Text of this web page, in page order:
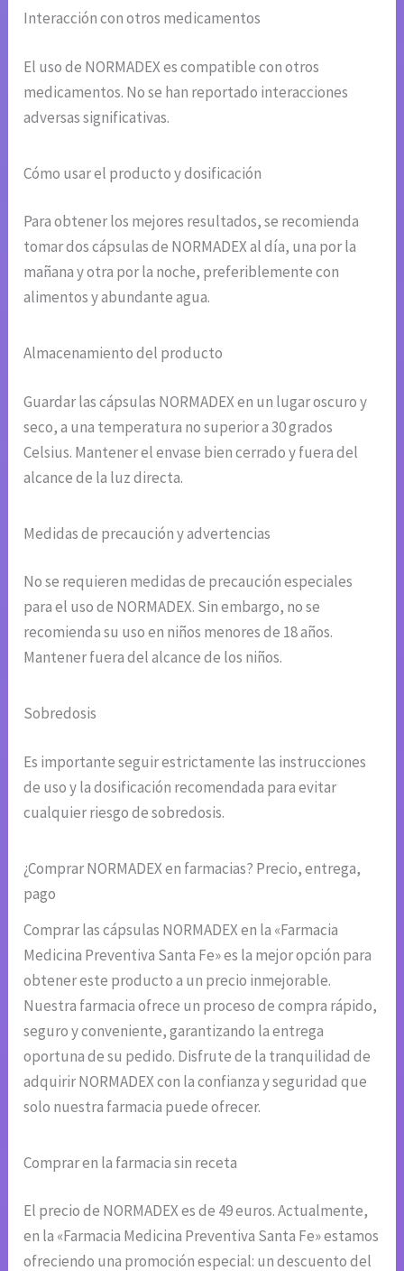
Interacción con otros medicamentos
El uso de NORMADEX es compatible con otros
medicamentos. No se han reportado interacciones
adversas significativas.
Cómo usar el producto y dosificación
Para obtener los mejores resultados, se recomienda
tomar dos cápsulas de NORMADEX al día, una por la
mañana y otra por la noche, preferiblemente con
alimentos y abundante agua.
Almacenamiento del producto
Guardar las cápsulas NORMADEX en un lugar oscuro y
seco, a una temperatura no superior a 30 grados
Celsius. Mantener el envase bien cerrado y fuera del
alcance de la luz directa.
Medidas de precaución y advertencias
No se requieren medidas de precaución especiales
para el uso de NORMADEX. Sin embargo, no se
recomienda su uso en niños menores de 18 años.
Mantener fuera del alcance de los niños.
Sobredosis
Es importante seguir estrictamente las instrucciones
de uso y la dosificación recomendada para evitar
cualquier riesgo de sobredosis.
¿Comprar NORMADEX en farmacias? Precio, entrega,
pago
Comprar las cápsulas NORMADEX en la «Farmacia
Medicina Preventiva Santa Fe» es la mejor opción para
obtener este producto a un precio inmejorable.
Nuestra farmacia ofrece un proceso de compra rápido,
seguro y conveniente, garantizando la entrega
oportuna de su pedido. Disfrute de la tranquilidad de
adquirir NORMADEX con la confianza y seguridad que
solo nuestra farmacia puede ofrecer.
Comprar en la farmacia sin receta
El precio de NORMADEX es de 49 euros. Actualmente,
en la «Farmacia Medicina Preventiva Santa Fe» estamos
ofreciendo una promoción especial: un descuento del